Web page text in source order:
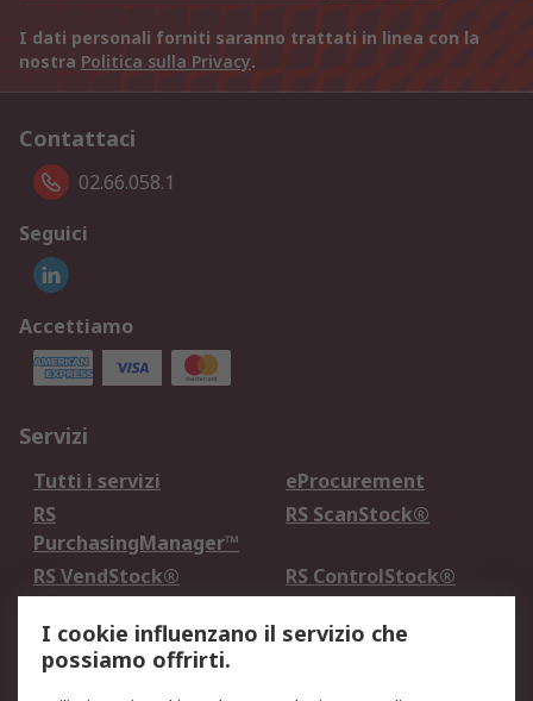
I dati personali forniti saranno trattati in linea con la
nostra Politica sulla Privacy.
Contattaci
02.66.058.1
Seguici
Accettiamo
Servizi
Tutti i servizi
eProcurement
RS
PurchasingManager™
RS ScanStock®
RS VendStock®
RS ControlStock®
Legale
I cookie influenzano il servizio che
possiamo offrirti.